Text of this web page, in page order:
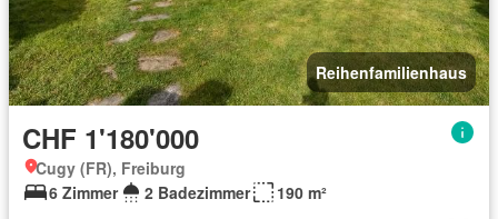
Reihenfamilienhaus
CHF 1'180'000
Cugy (FR), Freiburg
6 Zimmer
2 Badezimmer 190 m²